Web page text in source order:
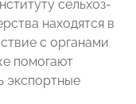
сельхоз-
находятся в
с органами
помогают
экспортные